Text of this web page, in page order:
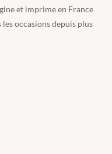
et imprime en France
occasions depuis plus